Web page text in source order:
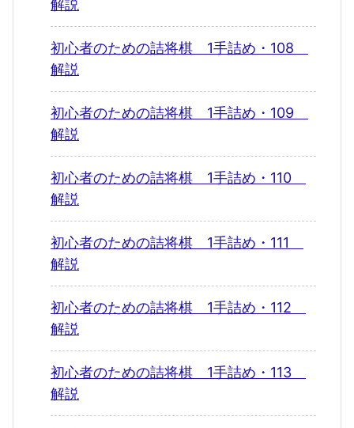
解説
初心者のための詰将棋 1手詰め・108
解説
初心者のための詰将棋 1手詰め・109
解説
初心者のための詰将棋 1手詰め・110
解説
初心者のための詰将棋 1手詰め・111
解説
初心者のための詰将棋 1手詰め・112
解説
初心者のための詰将棋 1手詰め・113
解説